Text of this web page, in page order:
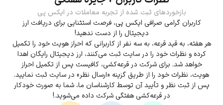
بازخوردهای ثبت شده از تجربه معاملات در ایکس پی
کاربران گرامی صرافی ایکس پی، فرصت استثنایی برای دریافت ارز
دیجیتال را از دست ندهید!
هر هفته، به قید قرعه، به سه نفر از کاربرانی که احراز هویت خود را تکمیل
کرده و نظرات خود را در سایت ثبت می‌کنند، ارز دیجیتال رایگان اهدا
خواهد شد. برای شرکت در قرعه‌کشی، کافیست پس از تکمیل احراز
هویت، نظرات خود را از طریق گزینه «ارسال نظر» در سایت ثبت نمایید.
پس از ثبت نظر و تأیید آن توسط کارشناسان ما، شما به صورت خودکار
در قرعه‌کشی هفتگی شرکت داده می‌شوید.!